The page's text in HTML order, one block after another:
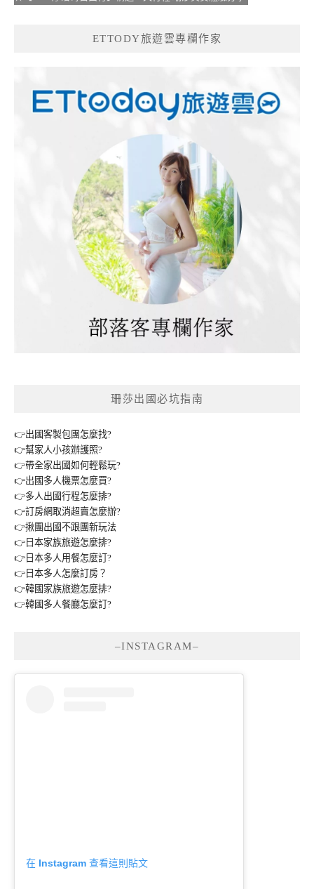
ETTODY旅遊雲專欄作家
珊莎出國必坑指南
👉出國客製包團怎麼找?
👉幫家人小孩辦護照?
👉帶全家出國如何輕鬆玩?
👉出國多人機票怎麼買?
👉多人出國行程怎麼排?
👉訂房網取消超賣怎麼辦?
👉揪團出國不跟團新玩法
👉日本家族旅遊怎麼排?
👉日本多人用餐怎麼訂?
👉日本多人怎麼訂房？
👉韓國家族旅遊怎麼排?
👉韓國多人餐廳怎麼訂?
–INSTAGRAM–
在 Instagram 查看這則貼文